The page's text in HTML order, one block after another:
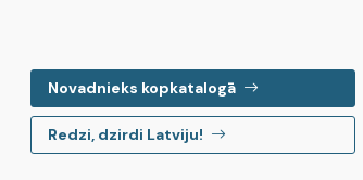
Novadnieks kopkatalogā
Redzi, dzirdi Latviju!